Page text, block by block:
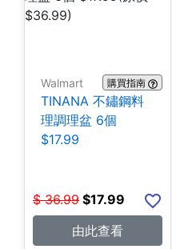
Walmart 購買指南
TINANA 不鏽鋼料
理調理盆 6個
$17.99
$ 36.99 $17.99
由此查看